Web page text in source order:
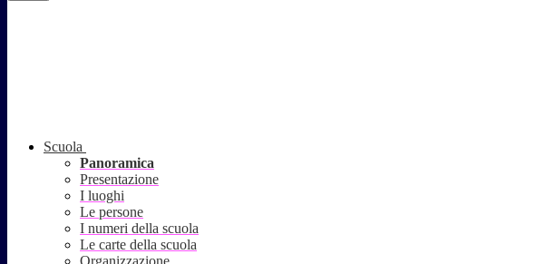
Scuola
Panoramica
Presentazione
I luoghi
Le persone
I numeri della scuola
Le carte della scuola